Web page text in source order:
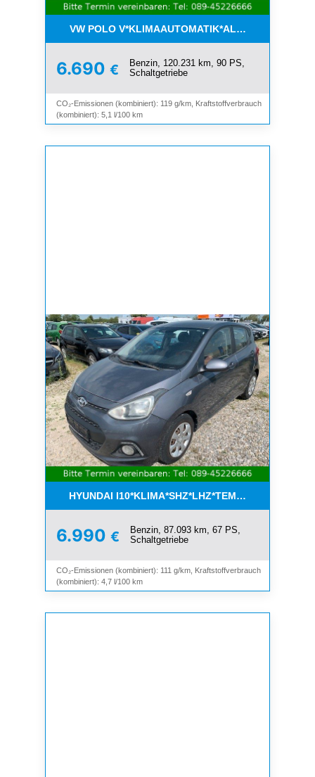
VW POLO
6.690 €
Benzin, 120.231 km, 90 PS,
Schaltgetriebe
CO₂-Emissionen (kombiniert): 119 g/km, Kraftstoffverbrauch
(kombiniert): 5,1 l/100 km
HYUNDAI
6.990 €
Benzin, 87.093 km, 67 PS,
Schaltgetriebe
CO₂-Emissionen (kombiniert): 111 g/km, Kraftstoffverbrauch
(kombiniert): 4,7 l/100 km